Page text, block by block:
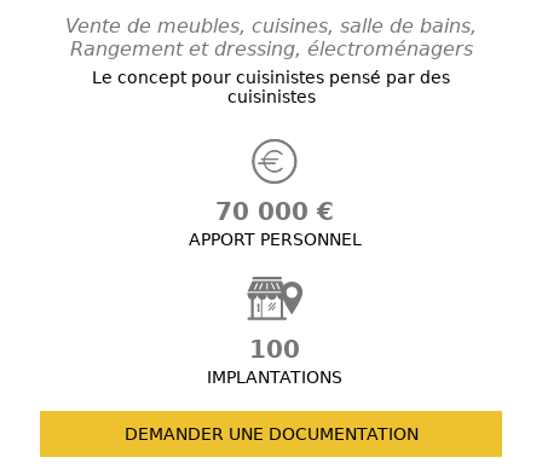
Vente de meubles, cuisines, salle de bains,
Rangement et dressing, électroménagers
Le concept pour cuisinistes pensé par des
cuisinistes
70 000 €
APPORT PERSONNEL
100
IMPLANTATIONS
DEMANDER UNE DOCUMENTATION